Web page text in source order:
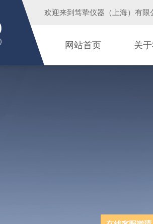
欢迎来到 笃挚仪器（上海）有限
网站首页 关